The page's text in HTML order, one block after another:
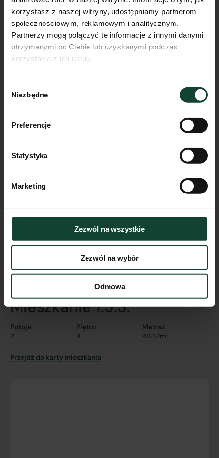
korzystasz z naszej witryny, udostępniamy partnerom
społecznościowym, reklamowym i analitycznym.
Partnerzy mogą połączyć te informacje z innymi danymi
otrzymanymi od Ciebie lub uzyskanymi podczas
korzystania z ich usług.
zgody
Niezbędne
Preferencje
Statystyka
Marketing
Zezwól na wszystkie
Zezwól na wybór
Odmowa
Mieszkanie 2.4.9.
Pokoje
2
Piętro
3
Metraż
41.75m²
Przejdź do karty mieszkania
Mieszkanie 1.5.3.
Pokoje
2
Piętro
4
Metraż
42.57m²
Przejdź do karty mieszkania